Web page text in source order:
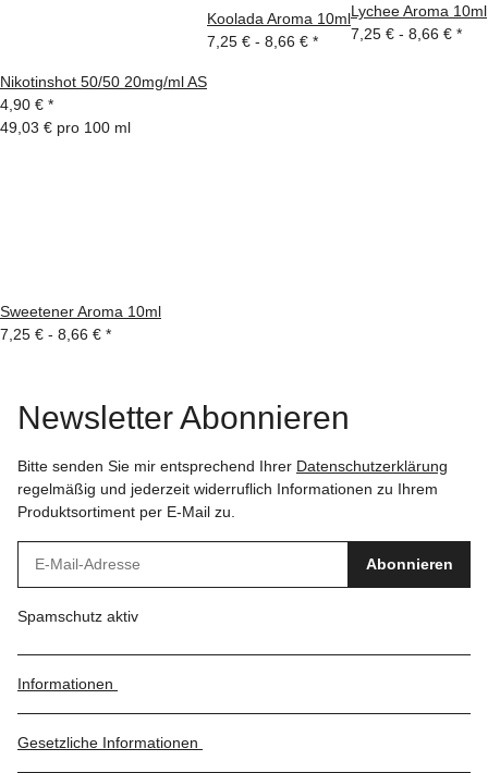
Nikotinshot 50/50 20mg/ml AS
4,90 € *
49,03 € pro 100 ml
Koolada Aroma 10ml
7,25 € - 8,66 € *
Lychee Aroma 10ml
7,25 € - 8,66 € *
Sweetener Aroma 10ml
7,25 € - 8,66 € *
Newsletter Abonnieren
Bitte senden Sie mir entsprechend Ihrer Datenschutzerklärung
regelmäßig und jederzeit widerruflich Informationen zu Ihrem
Produktsortiment per E-Mail zu.
Abonnieren
Spamschutz aktiv
Informationen
Gesetzliche Informationen